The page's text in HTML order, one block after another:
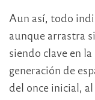
Aun así, todo
aunque arrastra
siendo clave en
generación de
del once inicial,